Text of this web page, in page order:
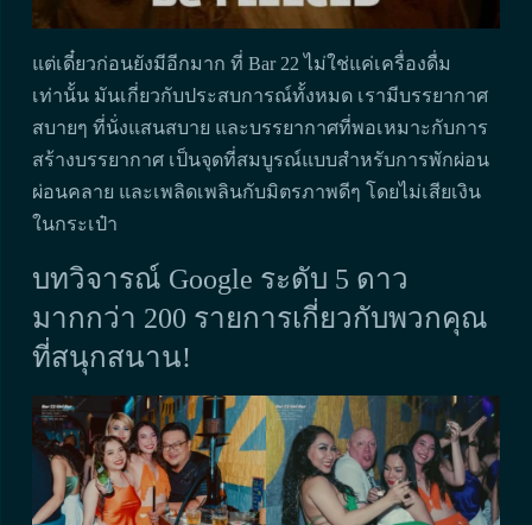
แต่เดี๋ยวก่อนยังมีอีกมาก ที่ Bar 22 ไม่ใช่แค่เครื่องดื่ม
เท่านั้น มันเกี่ยวกับประสบการณ์ทั้งหมด เรามีบรรยากาศ
สบายๆ ที่นั่งแสนสบาย และบรรยากาศที่พอเหมาะกับการ
สร้างบรรยากาศ เป็นจุดที่สมบูรณ์แบบสำหรับการพักผ่อน
ผ่อนคลาย และเพลิดเพลินกับมิตรภาพดีๆ โดยไม่เสียเงิน
ในกระเป๋า
บทวิจารณ์ Google ระดับ 5 ดาว
มากกว่า 200 รายการเกี่ยวกับพวกคุณ
ที่สนุกสนาน!